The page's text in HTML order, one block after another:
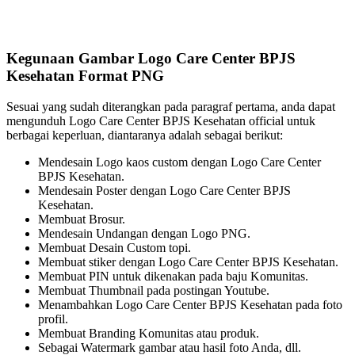
Kegunaan Gambar Logo Care Center BPJS
Kesehatan Format PNG
Sesuai yang sudah diterangkan pada paragraf pertama, anda dapat
mengunduh Logo Care Center BPJS Kesehatan official untuk
berbagai keperluan, diantaranya adalah sebagai berikut:
Mendesain Logo kaos custom dengan Logo Care Center
BPJS Kesehatan.
Mendesain Poster dengan Logo Care Center BPJS
Kesehatan.
Membuat Brosur.
Mendesain Undangan dengan Logo PNG.
Membuat Desain Custom topi.
Membuat stiker dengan Logo Care Center BPJS Kesehatan.
Membuat PIN untuk dikenakan pada baju Komunitas.
Membuat Thumbnail pada postingan Youtube.
Menambahkan Logo Care Center BPJS Kesehatan pada foto
profil.
Membuat Branding Komunitas atau produk.
Sebagai Watermark gambar atau hasil foto Anda, dll.